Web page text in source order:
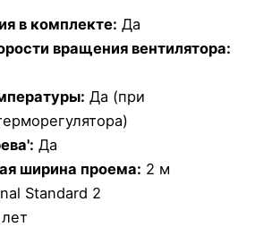
в комплекте: Да
вращения вентилятора:
Да (при
Да
ширина проема: 2 м
Standard 2